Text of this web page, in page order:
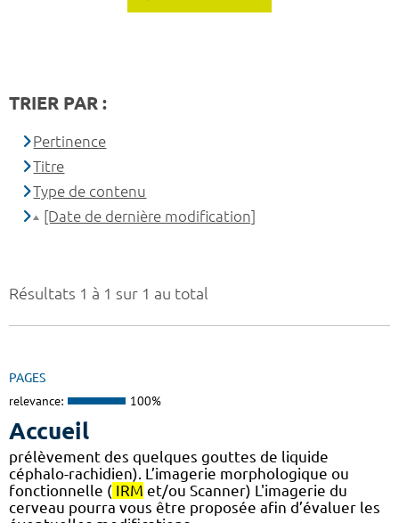
Résultats 1 à 1 sur 1 au total
PAGES
relevance: 100%
Accueil
prélèvement des quelques gouttes de liquide
céphalo-rachidien). L’imagerie morphologique ou
fonctionnelle ( IRM et/ou Scanner) L'imagerie du
cerveau pourra vous être proposée afin d’évaluer les
TRIER PAR :
Pertinence
Titre
Type de contenu
[Date de dernière modification]